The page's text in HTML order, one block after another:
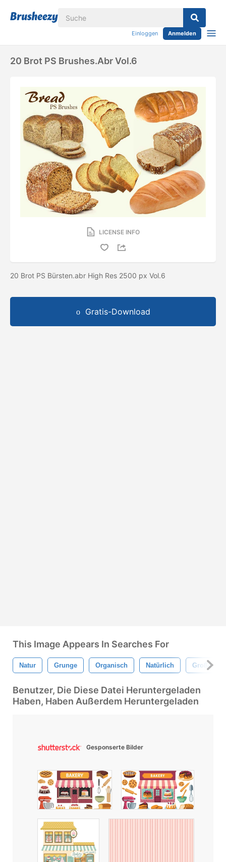
Einloggen Anmelden
20 Brot PS Brushes.abr Vol.6
LICENSE INFO
20 Brot PS Bürsten.abr High Res 2500 px Vol.6
Gratis-Download
This Image Appears In Searches For
Natur Grunge Organisch Natürlich Großes
Benutzer, Die Diese Datei Heruntergeladen
Haben, Haben Außerdem Heruntergeladen
Gesponserte Bilder